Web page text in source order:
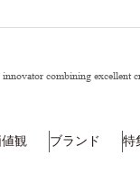
innovator combining excellent
観 ブランド 特